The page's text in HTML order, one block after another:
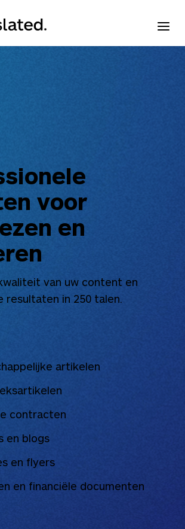
voor
en
van uw content en
resultaten in 250 talen.
artikelen
contracten
en blogs
en flyers
en financiële documenten